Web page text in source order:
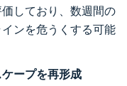
しており、数週間の
ンを危うくする可能
ープを再形成